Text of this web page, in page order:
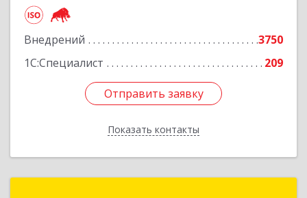
Внедрений
3750
1С:Специалист
209
Отправить заявку
Показать контакты
Отправить заявку
Назад